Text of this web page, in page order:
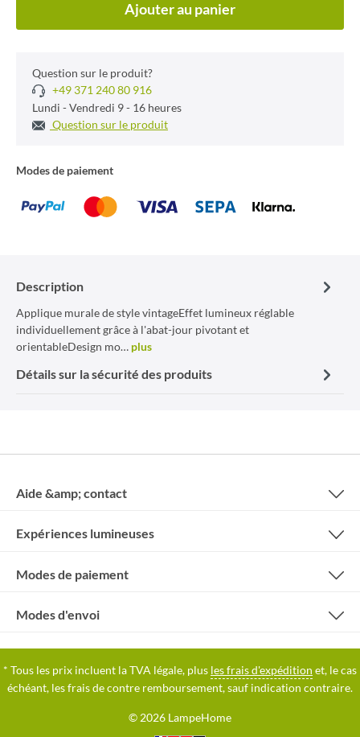
Ajouter au panier
Question sur le produit?
+49 371 240 80 916
Lundi - Vendredi 9 - 16 heures
Question sur le produit
Modes de paiement
Description
Applique murale de style vintageEffet lumineux réglable
individuellement grâce à l'abat-jour pivotant et
orientableDesign mo… plus
Détails sur la sécurité des produits
Aide &amp; contact
Expériences lumineuses
Modes de paiement
Modes d'envoi
* Tous les prix incluent la TVA légale, plus les frais d'expédition et, le cas
échéant, les frais de contre remboursement, sauf indication contraire.
© 2026 LampeHome